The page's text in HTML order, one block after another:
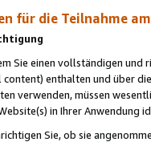
für die Teilnahme
Sie einen vollständigen
enthalten und über
verwenden, müssen
in Ihrer Anwendung
Sie, ob sie